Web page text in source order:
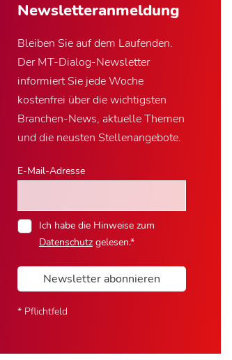
Newsletter­anmeldung
Bleiben Sie auf dem Laufenden.
Der MT-Dialog-Newsletter
informiert Sie jede Woche
kostenfrei über die wichtigsten
Branchen-News, aktuelle Themen
und die neusten Stellenangebote.
E-Mail-Adresse
Ich habe die Hinweise zum
Datenschutzgelesen.*
Newsletter abonnieren
* Pflichtfeld